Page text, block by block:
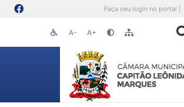
Faça seu login no portal |
A- A+